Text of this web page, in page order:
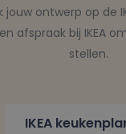
jouw ontwerp op de
afspraak bij IKEA
stellen.
IKEA